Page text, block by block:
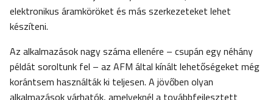
elektronikus áramköröket és más szerkezeteket lehet
készíteni.
Az alkalmazások nagy száma ellenére – csupán egy néhány
példát soroltunk fel – az AFM által kínált lehetőségeket még
korántsem használták ki teljesen. A jövőben olyan
alkalmazások várhatók, amelyeknél a továbbfejlesztett